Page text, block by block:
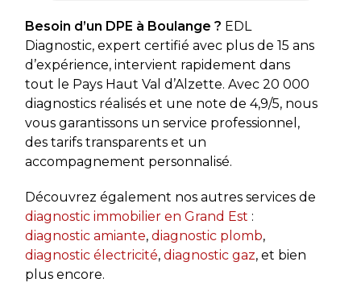
recommande sans hésiter.
Besoin d’un DPE à Boulange ? EDL
Diagnostic, expert certifié avec plus de 15 ans
d’expérience, intervient rapidement dans
tout le Pays Haut Val d’Alzette. Avec 20 000
diagnostics réalisés et une note de 4,9/5, nous
vous garantissons un service professionnel,
des tarifs transparents et un
accompagnement personnalisé.
Découvrez également nos autres services de
diagnostic immobilier en Grand Est :
diagnostic amiante, diagnostic plomb,
diagnostic électricité, diagnostic gaz, et bien
plus encore.